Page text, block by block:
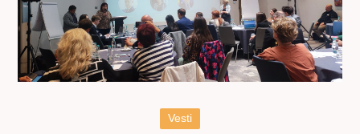
Vesti